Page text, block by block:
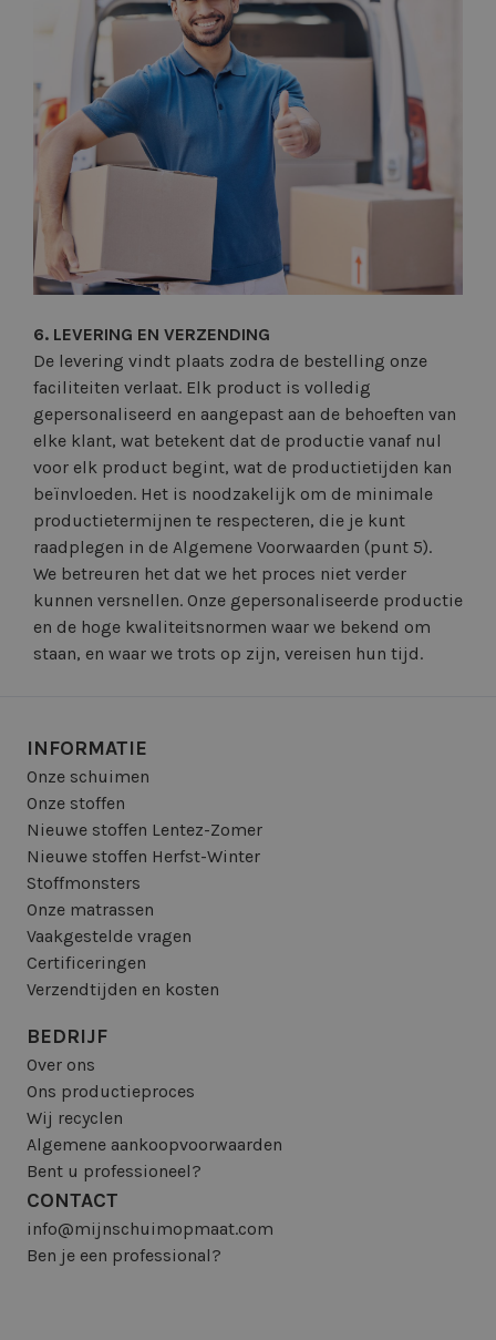
6. LEVERING EN VERZENDING
De levering vindt plaats zodra de bestelling onze
faciliteiten verlaat. Elk product is volledig
gepersonaliseerd en aangepast aan de behoeften van
elke klant, wat betekent dat de productie vanaf nul
voor elk product begint, wat de productietijden kan
beïnvloeden. Het is noodzakelijk om de minimale
productietermijnen te respecteren, die je kunt
raadplegen in de Algemene Voorwaarden (punt 5).
We betreuren het dat we het proces niet verder
kunnen versnellen. Onze gepersonaliseerde productie
en de hoge kwaliteitsnormen waar we bekend om
staan, en waar we trots op zijn, vereisen hun tijd.
INFORMATIE
Onze schuimen
Onze stoffen
Nieuwe stoffen Lentez-Zomer
Nieuwe stoffen Herfst-Winter
Stoffmonsters
Onze matrassen
Vaakgestelde vragen
Certificeringen
Verzendtijden en kosten
BEDRIJF
Over ons
Ons productieproces
Wij recyclen
Algemene aankoopvoorwaarden
Bent u professioneel?
CONTACT
info@mijnschuimopmaat.com
Ben je een professional?